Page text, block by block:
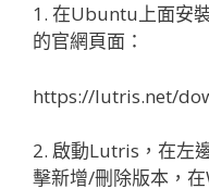
1. 在Ubuntu上面安
的官網頁面：
https://lutris.net/
2. 啟動Lutris，在左
擊新增/刪除版本，